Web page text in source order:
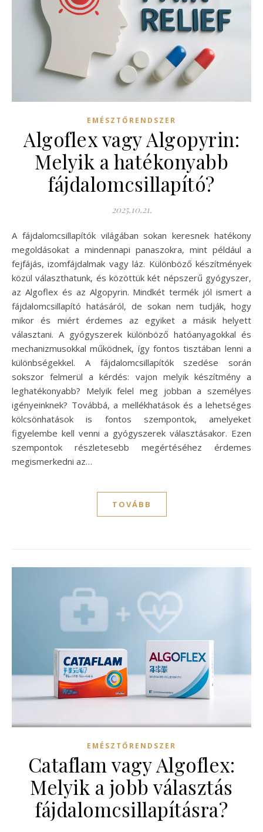
EMÉSZTŐRENDSZER
Algoflex vagy Algopyrin:
Melyik a hatékonyabb
fájdalomcsillapító?
2025.10.21.
A fájdalomcsillapítók világában sokan keresnek hatékony
megoldásokat a mindennapi panaszokra, mint például a
fejfájás, izomfájdalmak vagy láz. Különböző készítmények
közül választhatunk, és közöttük két népszerű gyógyszer,
az Algoflex és az Algopyrin. Mindkét termék jól ismert a
fájdalomcsillapító hatásáról, de sokan nem tudják, hogy
mikor és miért érdemes az egyiket a másik helyett
választani. A gyógyszerek különböző hatóanyagokkal és
mechanizmusokkal működnek, így fontos tisztában lenni a
különbségekkel. A fájdalomcsillapítók szedése során
sokszor felmerül a kérdés: vajon melyik készítmény a
leghatékonyabb? Melyik felel meg jobban a személyes
igényeinknek? Továbbá, a mellékhatások és a lehetséges
kölcsönhatások is fontos szempontok, amelyeket
figyelembe kell venni a gyógyszerek választásakor. Ezen
szempontok részletesebb megértéséhez érdemes
megismerkedni az…
TOVÁBB
EMÉSZTŐRENDSZER
Cataflam vagy Algoflex:
Melyik a jobb választás
fájdalomcsillapításra?